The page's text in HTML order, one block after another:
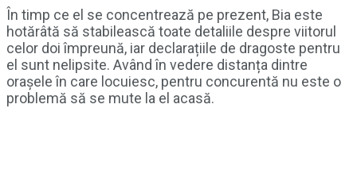
În timp ce el se concentrează pe prezent, Bia este
hotărâtă să stabilească toate detaliile despre viitorul
celor doi împreună, iar declarațiile de dragoste pentru
el sunt nelipsite. Având în vedere distanța dintre
orașele în care locuiesc, pentru concurentă nu este o
problemă să se mute la el acasă.